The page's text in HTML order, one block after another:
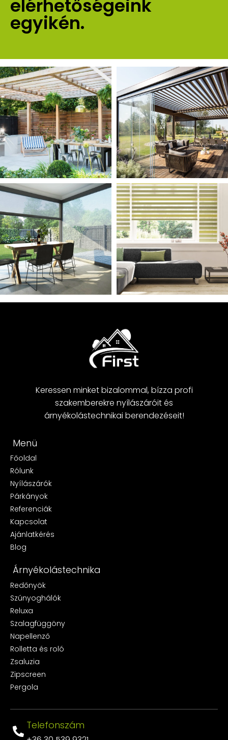
elérhetőségeink
egyikén.
Keressen minket bizalommal, bízza profi
szakemberekre nyílászáróit és
árnyékolástechnikai berendezéseit!
Menü
Főoldal
Rólunk
Nyílászárók
Párkányok
Referenciák
Kapcsolat
Ajánlatkérés
Blog
Árnyékolástechnika
Redőnyök
Szúnyoghálók
Reluxa
Szalagfüggöny
Napellenző
Rolletta és roló
Zsaluzia
Zipscreen
Pergola
Telefonszám